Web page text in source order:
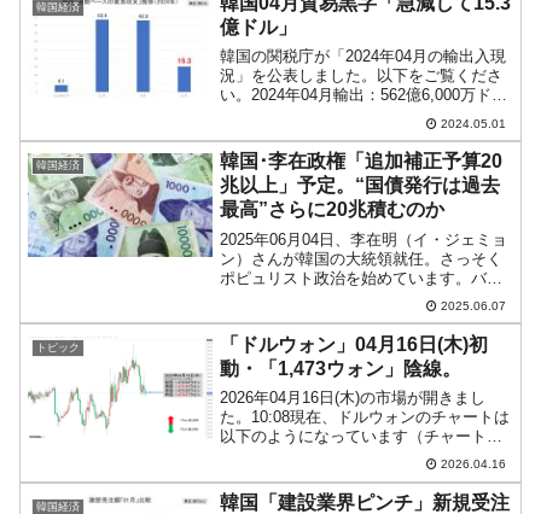
にも変動が現れて...
韓国経済
億ドル」
韓国の関税庁が「2024年04月の輸出入現
況」を公表しました。以下をご覧くださ
い。2024年04月輸出：562億6,000万ドル
（+13.8％）輸入：547億3,100万ドル
（+5.4％）貿易収支（輸出 - 輸入）：15
億2,900万ドル2...
2024.05.01
韓国経済
韓国･李在政権「追加補正予算20
兆以上」予定。“国債発行は過去
最高”さらに20兆積むのか
2025年06月04日、李在明（イ・ジェミョ
ン）さんが韓国の大統領就任。さっそく
ポピュリスト政治を始めています。バラ
マキの準備を開始しました。そもそも李
在明（イ・ジェミョン）さんというのは
出たとこ勝負で、その場その場でホラを
吹く人物。前科四...
2025.06.07
トピック
「ドルウォン」04月16日(木)初
動・「1,473ウォン」陰線。
2026年04月16日(木)の市場が開きまし
た。10:08現在、ドルウォンのチャートは
以下のようになっています（チャートは
『Investing.com』より引用）。前日はコ
マ足になりました(笑)。本日は現在のとこ
ろ「1ドル＝1,473ウォン...
2026.04.16
韓国経済
韓国「建設業界ピンチ」新規受注